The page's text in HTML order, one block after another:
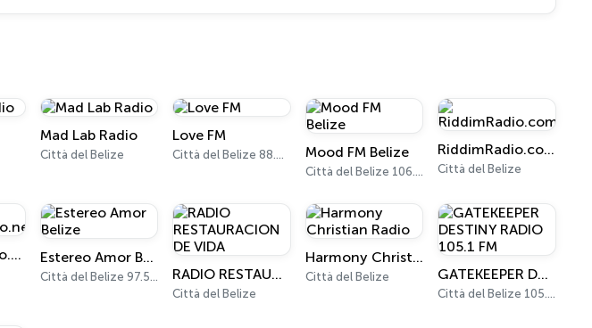
Mad Lab Radio
Città del Belize
Love FM
Città del Belize 88.9 - 98.1 FM Mood FM Belize
Città del Belize 106.3 FM
RiddimRadio.com
Città del Belize
Darkwaveradio.net Estereo Amor Belize
Città del Belize 97.5 - 103.7 FM RADIO RESTAURACION DE VIDA
Città del Belize
Harmony Christian Radio
Città del Belize GATEKEEPER DESTINY RADIO 105.1 FM
Città del Belize 105.1 FM